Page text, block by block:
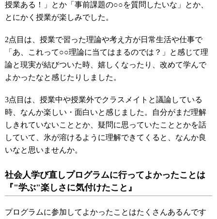
授業ある！」とか「事前課題の○○を質問したいな」とか、
とにかく授業が楽しみでした。
2点目は、授業で習った理論や考え方が日常生活や仕事で
「あ、これって○○理論に当てはまるのでは？」と感じて理
論と現実が結びついた時、嬉しくなったり、改めて学んで
よかったなと感じたりしました。
3点目は、授業中や授業外でクラスメイトと議論している
時、なんか楽しい・面白いと感じました。自分がまだ理解
しきれていないこととか、疑問に思っていたこととかを話
していて、氷が溶けるように理解できてくると、なんか良
いなと思いませんか。
社会人学び直しプログラムに行ってよかったことは
『"学ぶ"楽しさに気付けたこと』
プログラムに参加してよかったことはたくさんあるんです